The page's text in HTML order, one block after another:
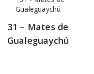
31 – Mates de
Gualeguaychú